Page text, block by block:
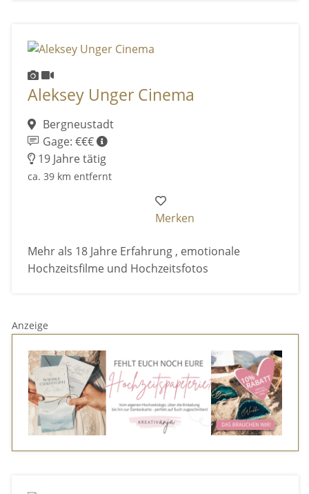
Aleksey Unger Cinema
Bergneustadt
Gage: €€€
19 Jahre tätig
ca. 39 km entfernt
Merken
Mehr als 18 Jahre Erfahrung , emotionale
Hochzeitsfilme und Hochzeitsfotos
Anzeige